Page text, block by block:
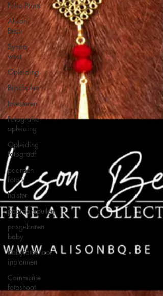
Folio Prints
Alison
Becu
Syntra
west
Opleiding
Bijscholen
Investeren
Fotografie
opleiding
Opleiding
fotograaf
paarden
foto's
halster
paardenspullen
pasgeboren
baby
babyfotoshoot
inplannen
Communie
fotoshoot